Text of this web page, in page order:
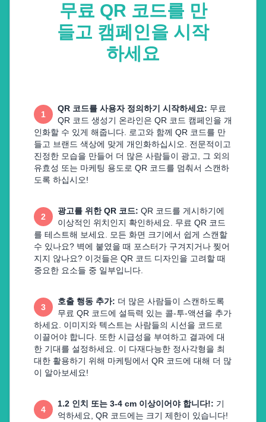
무료 QR 코드를 만
들고 캠페인을 시작
하세요
1
QR 코드를 사용자 정의하기 시작하세요: 무료
QR 코드 생성기 온라인은 QR 코드 캠페인을 개
인화할 수 있게 해줍니다. 로고와 함께 QR 코드를 만
들고 브랜드 색상에 맞게 개인화하십시오. 전문적이고
진정한 모습을 만들어 더 많은 사람들이 광고, 그 외의
유효성 또는 마케팅 용도로 QR 코드를 멈춰서 스캔하
도록 하십시오!
2
광고를 위한 QR 코드: QR 코드를 게시하기에
이상적인 위치인지 확인하세요. 무료 QR 코드
를 테스트해 보세요. 모든 화면 크기에서 쉽게 스캔할
수 있나요? 벽에 붙였을 때 포스터가 구겨지거나 찢어
지지 않나요? 이것들은 QR 코드 디자인을 고려할 때
중요한 요소들 중 일부입니다.
3
호출 행동 추가: 더 많은 사람들이 스캔하도록
무료 QR 코드에 설득력 있는 콜-투-액션을 추가
하세요. 이미지와 텍스트는 사람들의 시선을 코드로
이끌어야 합니다. 또한 시급성을 부여하고 결과에 대
한 기대를 설정하세요. 이 다재다능한 정사각형을 최
대한 활용하기 위해 마케팅에서 QR 코드에 대해 더 많
이 알아보세요!
4
1.2 인치 또는 3-4 cm 이상이어야 합니다!: 기
억하세요, QR 코드에는 크기 제한이 있습니다!